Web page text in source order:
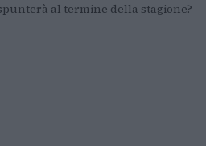
al termine della stagione?